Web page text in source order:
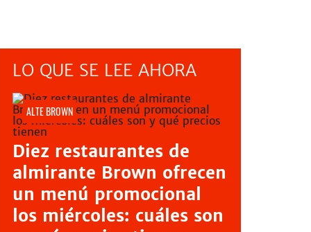
LO QUE SE LEE AHORA
ALTE BROWN
Diez restaurantes de
almirante Brown ofrecen
un menú promocional
los miércoles: cuáles son